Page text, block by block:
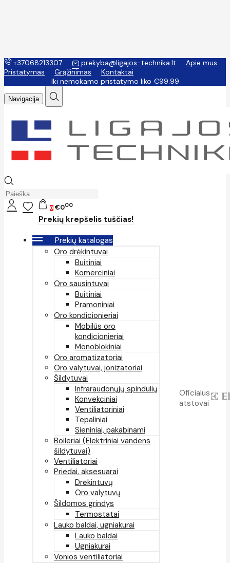
+37068213307 prekyba@ligajos-technika.lt
Apie mus
Pristatymas
Grąžinimas
Kontaktai
Iki nemokamo pristatymo liko €99.99
Navigacija
0 €000
Prekių krepšelis tuščias!
Prekių katalogas
Oro drėkintuvai
Buitiniai
Komerciniai
Oro sausintuvai
Buitiniai
Pramoniniai
Oro kondicionieriai
Mobilūs oro
kondicionieriai
Monoblokiniai
Oro aromatizatoriai
Oro valytuvai, jonizatoriai
Šildytuvai
Infraraudonųjų spindulių
Konvekciniai
Ventiliatoriniai
Tepaliniai
Sieniniai, pakabinami
Boileriai (Elektriniai vandens
šildytuvai)
Ventiliatoriai
Priedai, aksesuarai
Drėkintuvų
Oro valytuvų
Šildomos grindys
Termostatai
Lauko baldai, ugniakurai
Lauko baldai
Ugniakurai
Vonios ventiliatoriai
Oficialus
atstovai